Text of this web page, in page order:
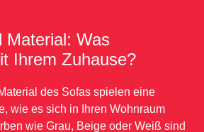
Material: Was
Ihrem Zuhause?
des Sofas spielen eine
wie es sich in Ihren Wohnraum
wie Grau, Beige oder Weiß sind